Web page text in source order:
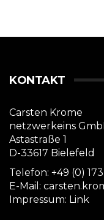
KONTAKT
Carsten Krome
netzwerkeins
Astastraße 1
D-33617 Bielefeld
Telefon: +49 (0) 173
E-Mail:
Impressum: Link